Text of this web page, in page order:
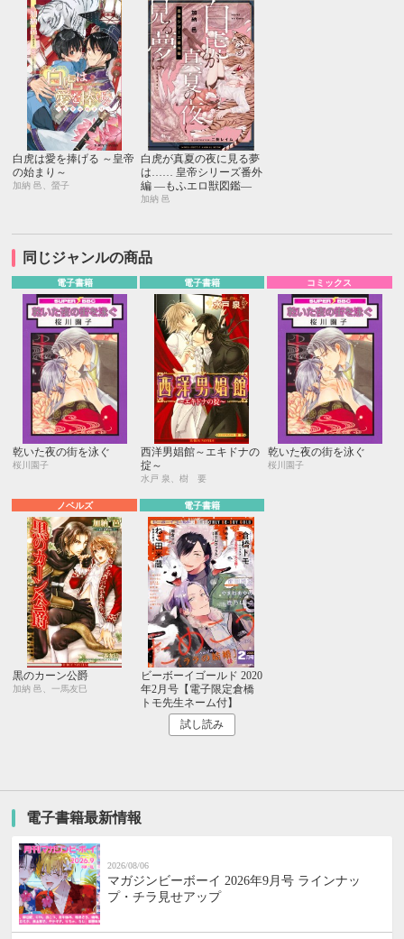
白虎は愛を捧げる ～皇帝
の始まり～
加納 邑、螢子
白虎が真夏の夜に見る夢
は…… 皇帝シリーズ番外
編 ―もふエロ獣図鑑―
加納 邑
同じジャンルの商品
電子書籍
乾いた夜の街を泳ぐ
桜川園子
電子書籍
西洋男娼館～エキドナの
掟～
水戸 泉、樹 要
コミックス
乾いた夜の街を泳ぐ
桜川園子
ノベルズ
黒のカーン公爵
加納 邑、一馬友巳
電子書籍
ビーボーイゴールド 2020
年2月号【電子限定倉橋
トモ先生ネーム付】
試し読み
電子書籍最新情報
2026/08/06
マガジンビーボーイ 2026年9月号 ラインナッ
プ・チラ見せアップ